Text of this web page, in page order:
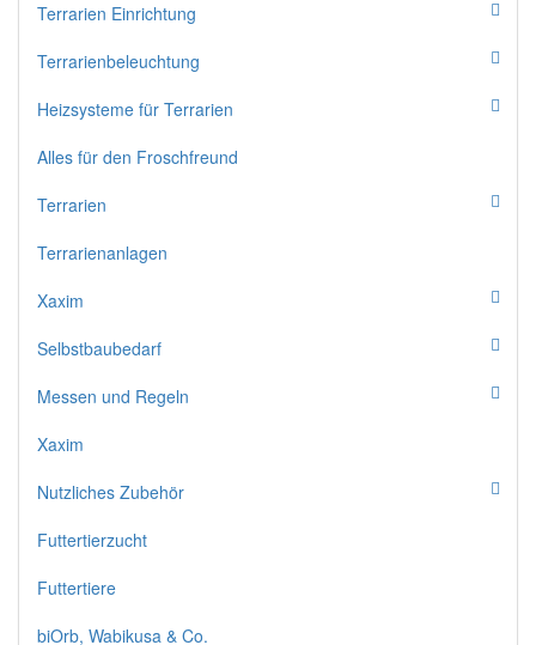
Terrarien Einrichtung
Terrarienbeleuchtung
Heizsysteme für Terrarien
Alles für den Froschfreund
Terrarien
Terrarienanlagen
Xaxim
Selbstbaubedarf
Messen und Regeln
Xaxim
Nutzliches Zubehör
Futtertierzucht
Futtertiere
biOrb, Wabikusa & Co.